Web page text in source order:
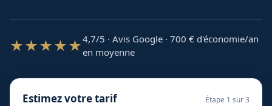
★★★★★4,7/5 · Avis Google · 700 € d'économie/an
en moyenne
Estimez votre tarif Étape 1 sur 3